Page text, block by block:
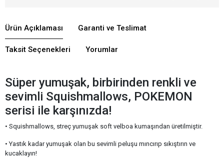
Ürün Açıklaması Garanti ve Teslimat
Taksit Seçenekleri Yorumlar
Süper yumuşak, birbirinden renkli ve
sevimli Squishmallows, POKEMON
serisi ile karşınızda!
• Squishmallows, streç yumuşak soft velboa kumaşından üretilmiştir.
• Yastık kadar yumuşak olan bu sevimli peluşu mıncırıp sıkıştırın ve
kucaklayın!